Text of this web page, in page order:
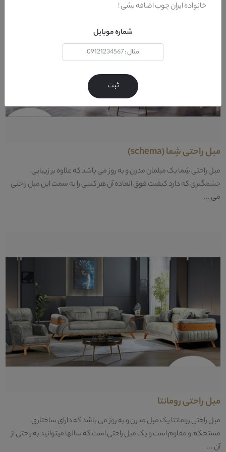
مبل راحتی شِما (schema)
مبل راحتی شِما یک مبلمان مدرن و به روز می باشد که علاوه بر زیبایی
چشمگیری که دارد کیفیت فوق العاده آن هر کسی را به سمت این مبل راحتی
می ...
مبل راحتی رومانتا
مبل راحتی رومانتا یک مبل مدرن و به روز می باشد که دارای ساختاری
مستحکم و مقاوم است و یک مبل راحتی است که سالها میتوانید به راحتی از
آن ...
خانواده ایران چوب اضافه بشی !
شماره موبایل
ثبت